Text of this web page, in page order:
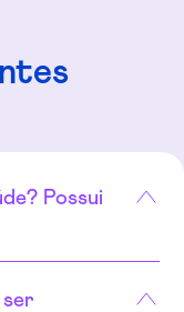
Possui
ser